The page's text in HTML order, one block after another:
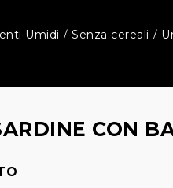
Umidi / Senza cereali /
CON